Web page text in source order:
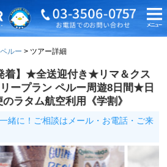
ペルー ツアー詳細
着】★全送迎付き★リマ＆クス
ープラン ペルー周遊8日間★日
ラタム航空利用《学割》
緒に！ご相談はメール・お電話・ご来